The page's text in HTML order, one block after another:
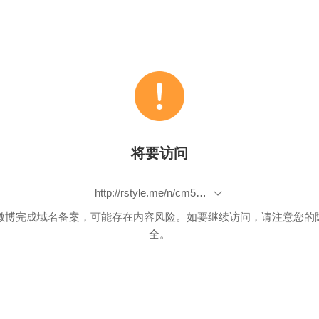
将要访问
http://rstyle.me/n/cm5pbfbp9if
博完成域名备案，可能存在内容风险。如要继续访问，请注意您的
全。